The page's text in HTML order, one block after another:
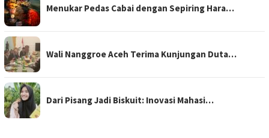
Menukar Pedas Cabai dengan Sepiring Hara…
Wali Nanggroe Aceh Terima Kunjungan Duta…
Dari Pisang Jadi Biskuit: Inovasi Mahasi…